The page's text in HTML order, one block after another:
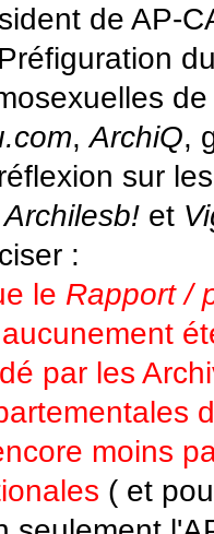
de AP-
,ArchiQ,
sur
Archilesb!et
:
le Rapport /
par les
moins
( et